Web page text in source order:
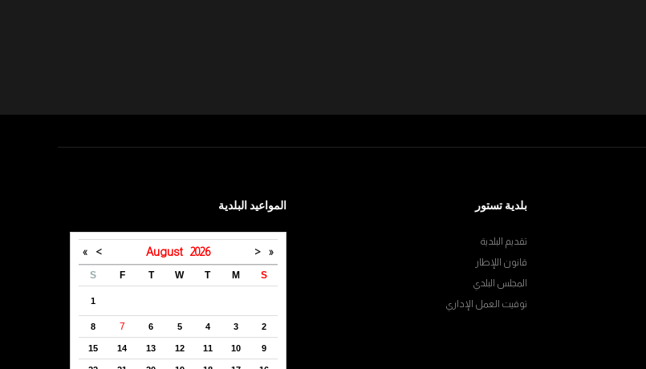
بلدية تستور
تقديم البلدية
قانون اللإطار
المجلس البلدي
توقيت العمل الإداري
المواعيد البلدية
«
<
August 2026
>
»
S
M
T
W
T
F
S
1
2
3
4
5
6
7
8
9
10
11
12
13
14
15